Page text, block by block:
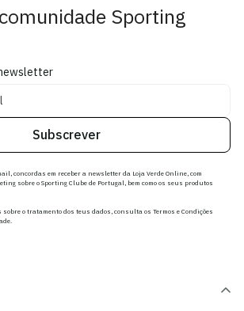
Sporting
Subscrever
concordas em receber a newsletter da Loja Verde Online, com
sobre o Sporting Clube de Portugal, bem como os seus produtos
o tratamento dos teus dados, consulta os Termos e Condições